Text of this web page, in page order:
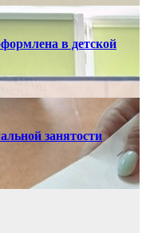
в детской
занятости